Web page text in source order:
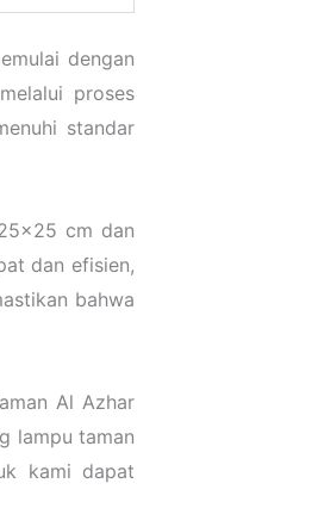
dengan
proses
standar
cm dan
dan efisien,
bahwa
Al Azhar
lampu taman
kami dapat